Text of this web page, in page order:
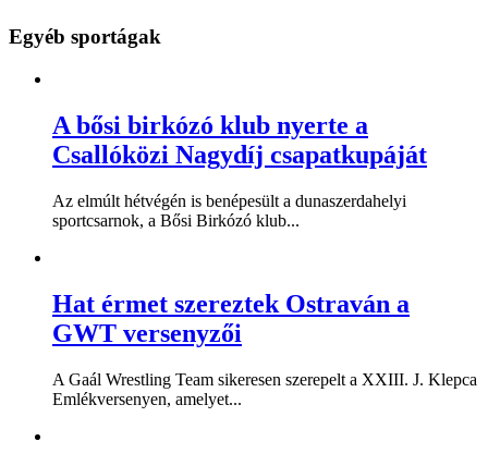
Egyéb sportágak
A bősi birkózó klub nyerte a
Csallóközi Nagydíj csapatkupáját
Az elmúlt hétvégén is benépesült a dunaszerdahelyi
sportcsarnok, a Bősi Birkózó klub...
Hat érmet szereztek Ostraván a
GWT versenyzői
A Gaál Wrestling Team sikeresen szerepelt a XXIII. J. Klepca
Emlékversenyen, amelyet...